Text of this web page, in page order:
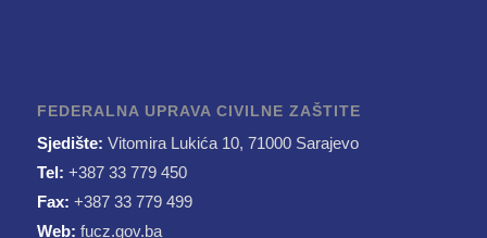
FEDERALNA UPRAVA CIVILNE ZAŠTITE
Sjedište: Vitomira Lukića 10, 71000 Sarajevo
Tel: +387 33 779 450
Fax: +387 33 779 499
Web: fucz.gov.ba